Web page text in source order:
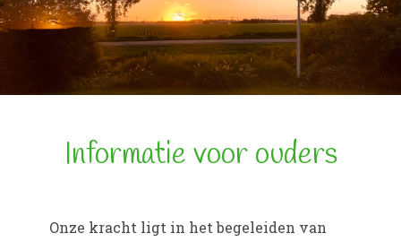
Informatie voor ouders
Onze kracht ligt in het begeleiden van